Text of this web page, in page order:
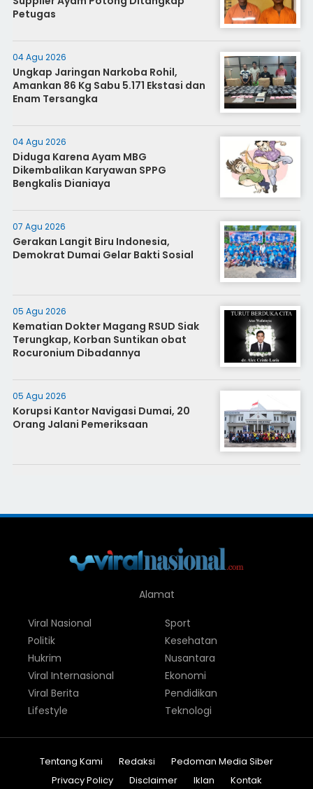
Petugas
04 Agu 2026
Ungkap Jaringan Narkoba Rohil,
Amankan 86 Kg Sabu 5.171 Ekstasi dan
Enam Tersangka
04 Agu 2026
Diduga Karena Ayam MBG
Dikembalikan Karyawan SPPG
Bengkalis Dianiaya
07 Agu 2026
Gerakan Langit Biru Indonesia,
Demokrat Dumai Gelar Bakti Sosial
05 Agu 2026
Kematian Dokter Magang RSUD Siak
Terungkap, Korban Suntikan obat
Rocuronium Dibadannya
05 Agu 2026
Korupsi Kantor Navigasi Dumai, 20
Orang Jalani Pemeriksaan
Alamat
Viral Nasional
Politik
Hukrim
Viral Internasional
Viral Berita
Lifestyle
Sport
Kesehatan
Nusantara
Ekonomi
Pendidikan
Teknologi
Tentang Kami Redaksi
Pedoman Media Siber
Privacy Policy
Disclaimer Iklan Kontak